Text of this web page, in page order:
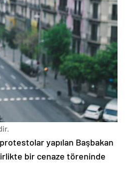
yapılan Başbakan
bir cenaze töreninde